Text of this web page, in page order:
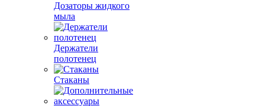
Дозаторы жидкого
мыла
Держатели
полотенец
Стаканы